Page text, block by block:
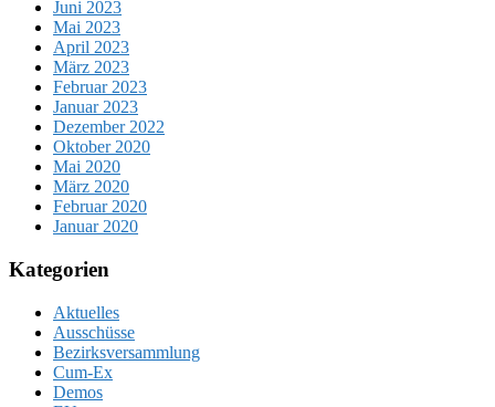
Juni 2023
Mai 2023
April 2023
März 2023
Februar 2023
Januar 2023
Dezember 2022
Oktober 2020
Mai 2020
März 2020
Februar 2020
Januar 2020
Kategorien
Aktuelles
Ausschüsse
Bezirksversammlung
Cum-Ex
Demos